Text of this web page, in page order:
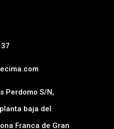
Perdomo S/N,
baja del
Franca de Gran